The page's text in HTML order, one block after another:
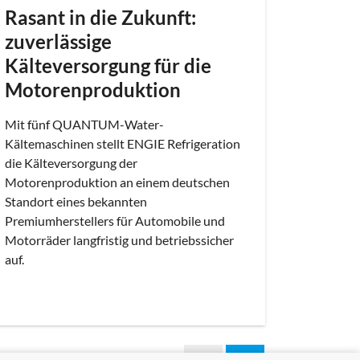
Rasant in die Zukunft:
zuverlässige
Kälteversorgung für die
Motorenproduktion
Mit fünf QUANTUM-Water-
Kältemaschinen stellt ENGIE Refrigeration
die Kälteversorgung der
Motorenproduktion an einem deutschen
Standort eines bekannten
Premiumherstellers für Automobile und
Motorräder langfristig und betriebssicher
auf.